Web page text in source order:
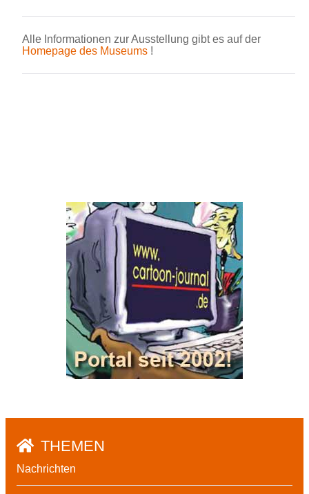
Alle Informationen zur Ausstellung gibt es auf der
Homepage des Museums !
THEMEN
Nachrichten